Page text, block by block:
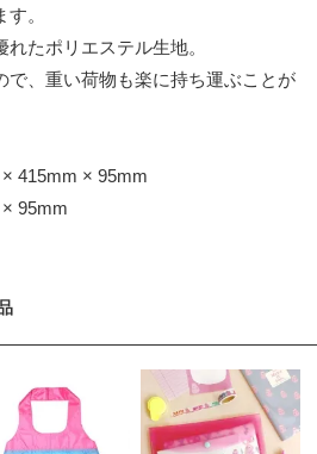
。
たポリエステル生地。
で、重い荷物も楽に持ち運ぶことが
× 415mm × 95mm
× 95mm